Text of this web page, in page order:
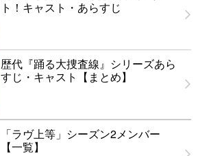
ト！キャスト・あらすじ
歴代『踊る大捜査線』シリーズあら
すじ・キャスト【まとめ】
「ラヴ上等」シーズン2メンバー
【一覧】